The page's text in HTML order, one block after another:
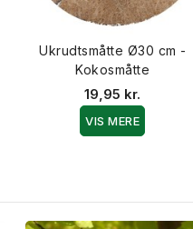
Ukrudtsmåtte Ø30 cm -
Kokosmåtte
19,95 kr.
VIS MERE